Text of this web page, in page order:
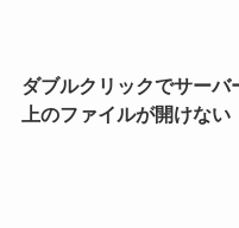
ダブルクリックでサーバ
上のファイルが開けない